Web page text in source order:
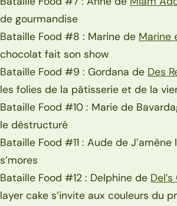
de gourmandise
Bataille Food #8 : Marine de Marine
chocolat fait son show
Bataille Food #9 : Gordana de Des
les folies de la pâtisserie et de la
Bataille Food #10 : Marie de
le déstructuré
Bataille Food #11 : Aude de
s’mores
Bataille Food #12 : Delphine de
layer cake s’invite aux couleurs du